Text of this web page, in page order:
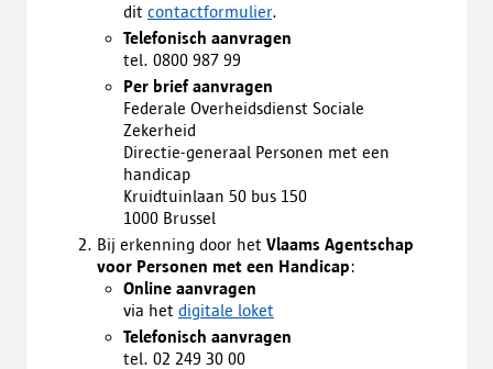
dit contactformulier.
Telefonisch aanvragen
tel. 0800 987 99
Per brief aanvragen
Federale Overheidsdienst Sociale
Zekerheid
Directie-generaal Personen met een
handicap
Kruidtuinlaan 50 bus 150
1000 Brussel
Bij erkenning door het Vlaams Agentschap
voor Personen met een Handicap:
Online aanvragen
via het digitale loket
Telefonisch aanvragen
tel. 02 249 30 00